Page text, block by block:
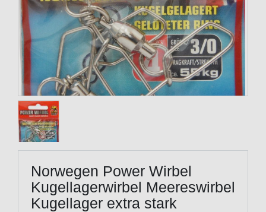
Norwegen Power Wirbel
Kugellagerwirbel Meereswirbel
Kugellager extra stark